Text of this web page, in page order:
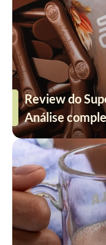
Review do
Análise